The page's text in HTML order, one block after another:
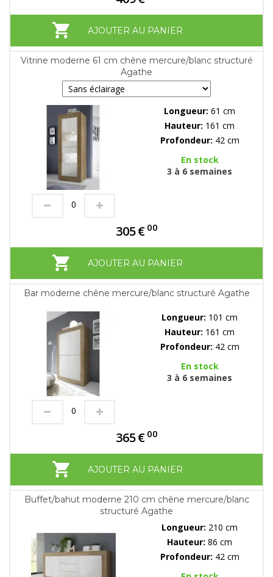
AJOUTER AU PANIER
Vitrine moderne 61 cm chêne mercure/blanc structuré
Agathe
Longueur: 61 cm
Hauteur: 161 cm
Profondeur: 42 cm
En stock
3 à 6 semaines
305€ 00
AJOUTER AU PANIER
Bar moderne chêne mercure/blanc structuré Agathe
Longueur: 101 cm
Hauteur: 161 cm
Profondeur: 42 cm
En stock
3 à 6 semaines
365€ 00
AJOUTER AU PANIER
Buffet/bahut moderne 210 cm chêne mercure/blanc
structuré Agathe
Longueur: 210 cm
Hauteur: 86 cm
Profondeur: 42 cm